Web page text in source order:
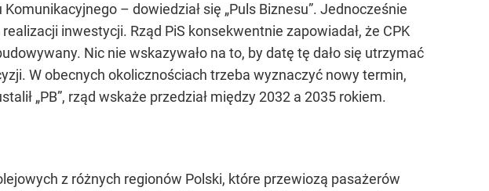
– dowiedział się „Puls Biznesu”. Jednocześnie
inwestycji. Rząd PiS konsekwentnie zapowiadał, że CPK
Nic nie wskazywało na to, by datę tę dało się utrzymać
W obecnych okolicznościach trzeba wyznaczyć nowy termin,
„PB”, rząd wskaże przedział między 2032 a 2035 rokiem.
z różnych regionów Polski, które przewiozą pasażerów